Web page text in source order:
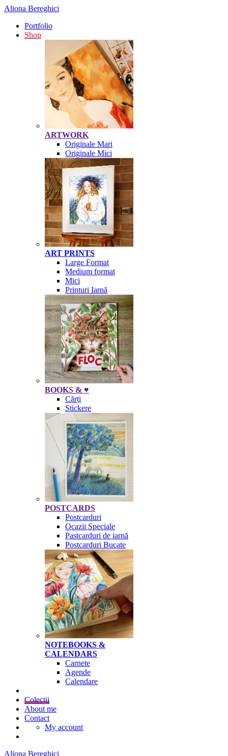
Aliona Bereghici
Portfolio
Shop
ARTWORK
Originale Mari
Originale Mici
ART PRINTS
Large Format
Medium format
Mici
Printuri Iarnă
BOOKS & ♥
Cărți
Stickere
POSTCARDS
Postcarduri
Ocazii Speciale
Pastcarduri de iarnă
Postcarduri Bucate
NOTEBOOKS &
CALENDARS
Carnete
Agende
Calendare
Colecții
About me
Contact
My account
Aliona Bereghici